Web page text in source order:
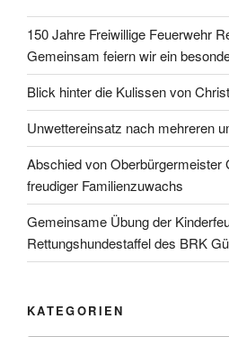
150 Jahre Freiwillige Feuerwehr
Gemeinsam feiern wir ein
Blick hinter die Kulissen von
Unwettereinsatz nach mehreren
Abschied von Oberbürgermeister
freudiger Familienzuwachs
Gemeinsame Übung der
Rettungshundestaffel des BRK
KATEGORIEN